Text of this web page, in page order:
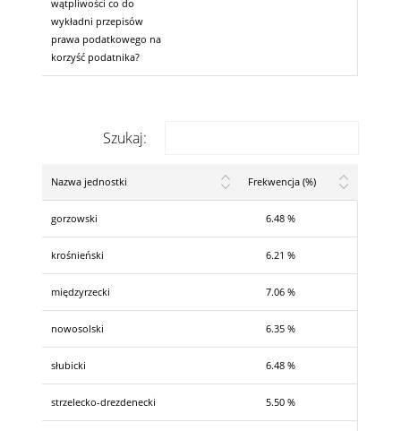
wątpliwości co do
wykładni przepisów
prawa podatkowego na
korzyść podatnika?
Szukaj:
Nazwa jednostki Frekwencja (%)
gorzowski 6.48 %
krośnieński 6.21 %
międzyrzecki 7.06 %
nowosolski 6.35 %
słubicki 6.48 %
strzelecko-drezdenecki 5.50 %